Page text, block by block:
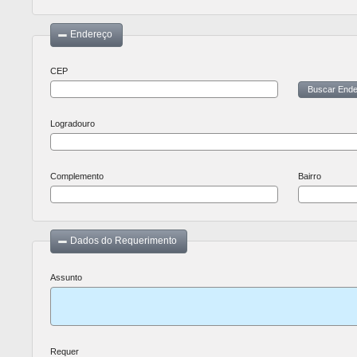
Endereço
CEP
Buscar
Logradouro
Complemento Bairro
Dados do Requerimento
Assunto
Requer